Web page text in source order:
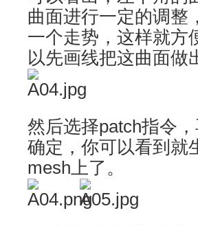
曲面进行一定的调整
一个走势，这样就方
以先画线把这曲面做
然后选择patch指令
确定，你可以看到就
mesh上了。